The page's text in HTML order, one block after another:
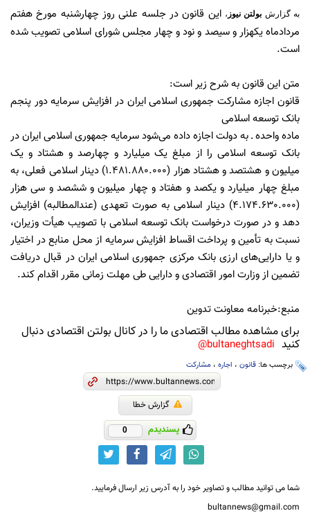
به گزارش بولتن نیوز ، این قانون در جلسه علنی روز چهارشنبه مورخ هفتم
مردادماه یکهزار و سیصد و نود و چهار مجلس شورای اسلامی تصویب شده
است.
متن این قانون به شرح زیر است:
قانون اجازه مشارکت جمهوری اسلامی ایران در افزایش سرمایه دور پنجم
بانک توسعه اسلامی
ماده واحده ـ به دولت اجازه داده می‌شود سرمایه جمهوری اسلامی ایران در
بانک توسعه اسلامی را از مبلغ یک میلیارد و چهارصد و هشتاد و یک
میلیون و هشتصد و هشتاد هزار (1.481.880.000) دینار اسلامی فعلی، به
مبلغ چهار میلیارد و یکصد و هفتاد و چهار میلیون و ششصد و سی هزار
(4.174.630.000) دینار اسلامی به صورت تعهدی (عندالمطالبه) افزایش
دهد و در صورت درخواست بانک توسعه اسلامی با تصویب هیأت وزیران،
نسبت به تأمین و پرداخت اقساط افزایش سرمایه از محل منابع در اختیار
و یا دارایی‌های ارزی بانک مرکزی جمهوری اسلامی ایران در قبال دریافت
تضمین از وزارت امور اقتصادی و دارایی طی مهلت زمانی مقرر اقدام کند.
منبع:خبرنامه معاونت تدوین
برای مشاهده مطالب اقتصادی ما را در کانال بولتن اقتصادی دنبال
کنید bultaneghtsadi@
برچسب ها: قانون ، اجاره ، مشارکت
گزارش خطا
پسندیدم 0
شما می توانید مطالب و تصاویر خود را به آدرس زیر ارسال فرمایید.
bultannews@gmail.com